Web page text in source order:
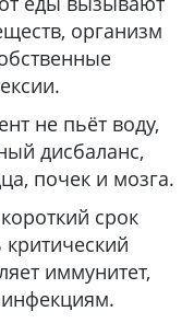
организм
не пьёт воду,
дисбаланс,
почек и мозга.
срок
иммунитет,